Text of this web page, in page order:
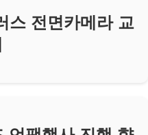
스 전면카메라 교